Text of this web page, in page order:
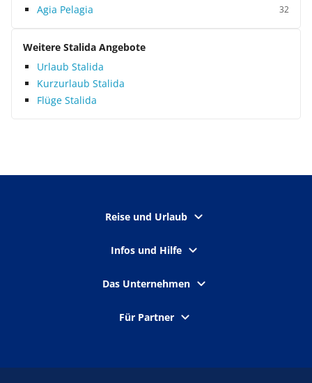
Agia Pelagia 32
Weitere Stalida Angebote
Urlaub Stalida
Kurzurlaub Stalida
Flüge Stalida
Reise und Urlaub
Infos und Hilfe
Das Unternehmen
Für Partner